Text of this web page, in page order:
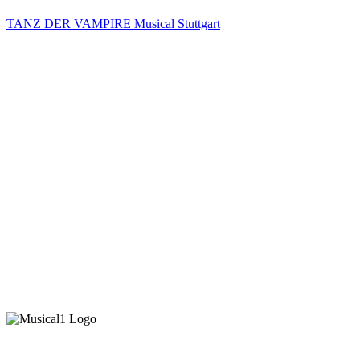
TANZ DER VAMPIRE Musical Stuttgart